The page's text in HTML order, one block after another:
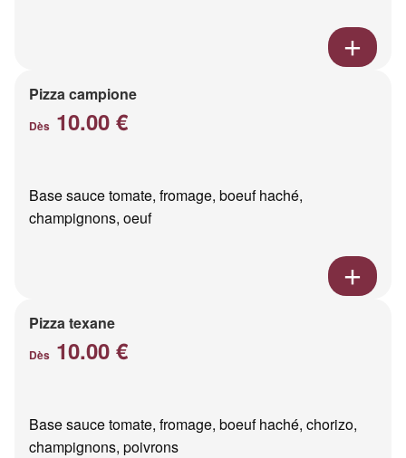
Pizza campione
Dès 10.00 €
Base sauce tomate, fromage, boeuf haché,
champignons, oeuf
Pizza texane
Dès 10.00 €
Base sauce tomate, fromage, boeuf haché, chorizo,
champignons, poivrons